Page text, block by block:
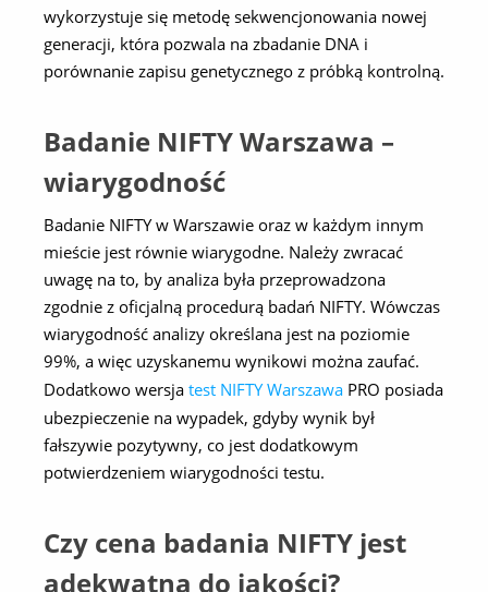
wykorzystuje się metodę sekwencjonowania nowej
generacji, która pozwala na zbadanie DNA i
porównanie zapisu genetycznego z próbką kontrolną.
Badanie NIFTY Warszawa –
wiarygodność
Badanie NIFTY w Warszawie oraz w każdym innym
mieście jest równie wiarygodne. Należy zwracać
uwagę na to, by analiza była przeprowadzona
zgodnie z oficjalną procedurą badań NIFTY. Wówczas
wiarygodność analizy określana jest na poziomie
99%, a więc uzyskanemu wynikowi można zaufać.
Dodatkowo wersja test NIFTY Warszawa PRO posiada
ubezpieczenie na wypadek, gdyby wynik był
fałszywie pozytywny, co jest dodatkowym
potwierdzeniem wiarygodności testu.
Czy cena badania NIFTY jest
adekwatna do jakości?